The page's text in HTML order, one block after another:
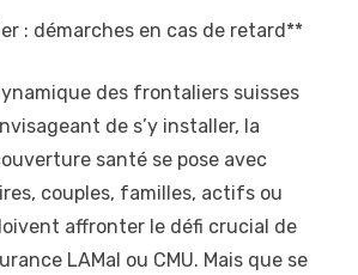
: démarches en cas de retard**
des frontaliers suisses
de s’y installer, la
santé se pose avec
couples, familles, actifs ou
affronter le défi crucial de
LAMal ou CMU. Mais que se